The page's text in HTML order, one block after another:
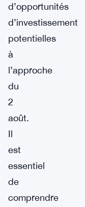
d’opportunités
d’investissement
potentielles
à
l’approche
du
2
août.
Il
est
essentiel
de
comprendre